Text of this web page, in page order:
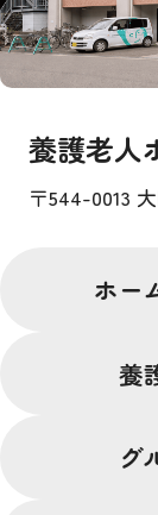
養護老人
〒544-0013
ホー
養
グ